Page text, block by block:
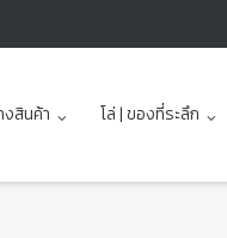
งสินค้า โล่ | ของที่ระลึก